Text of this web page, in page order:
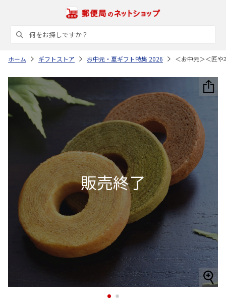
ホーム ギフトストア お中元・夏ギフト特集 2026 ＜お中元＞＜匠
1 2